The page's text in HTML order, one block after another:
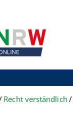
Recht verständlich